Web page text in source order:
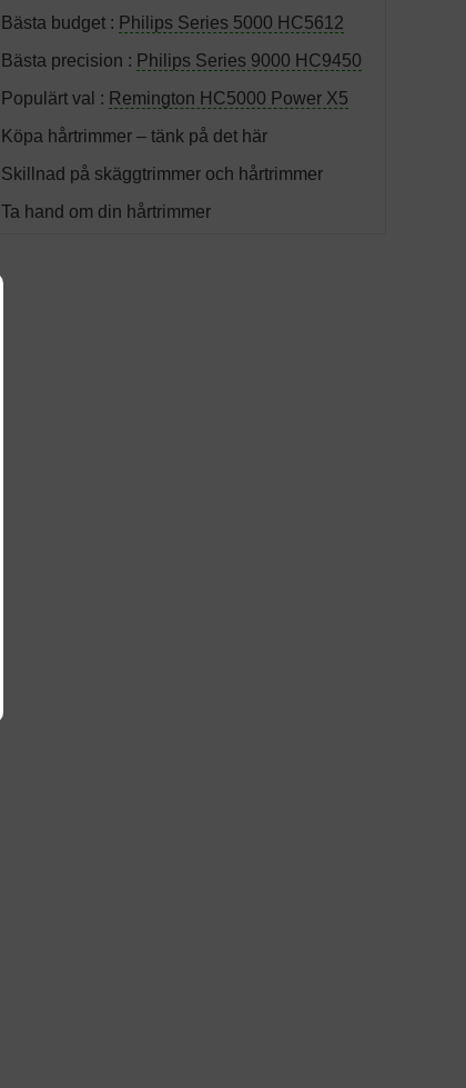
Bästa budget : Philips Series 5000 HC5612
Bästa precision : Philips Series 9000 HC9450
Populärt val : Remington HC5000 Power X5
Köpa hårtrimmer – tänk på det här
Skillnad på skäggtrimmer och hårtrimmer
Ta hand om din hårtrimmer